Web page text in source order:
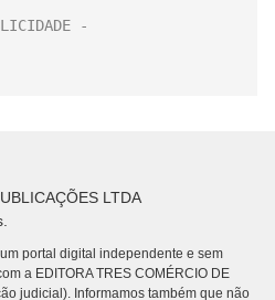
LTDA
portal digital independente e sem
a EDITORA TRES COMÉRCIO DE
judicial). Informamos também que não